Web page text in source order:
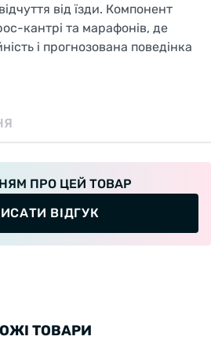
від їзди. Компонент
кантрі та марафонів, де
і прогнозована поведінка
ПРО ЦЕЙ ТОВАР
ВІДГУК
ТОВАРИ